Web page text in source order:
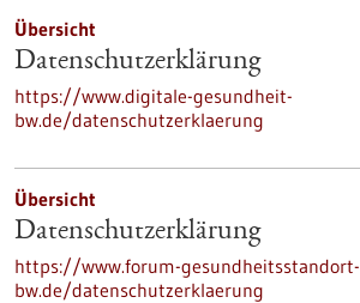
Übersicht
Datenschutzerklärung
https://www.digitale-gesundheit-
bw.de/datenschutzerklaerung
Übersicht
Datenschutzerklärung
https://www.forum-gesundheitsstandort-
bw.de/datenschutzerklaerung